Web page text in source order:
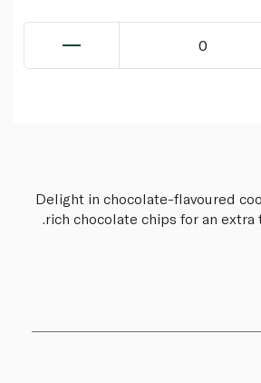
0
Delight in chocolate-flavoured
rich chocolate chips for an extra